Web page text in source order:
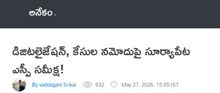
అనేకం
డిజిటలైజేషన్, కేసుల నమోదుపై సూర్యాపేట
ఎస్పీ సమీక్ష!
By vaddagani Srikanth 932 May 27, 2026, 15:05 IST